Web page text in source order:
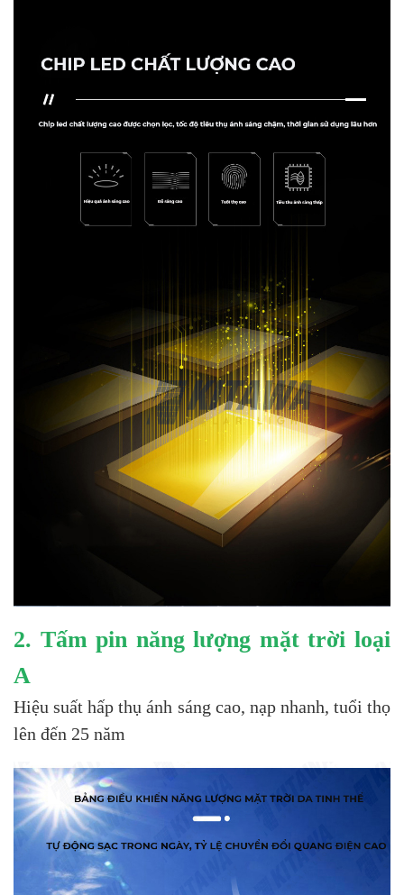
2. Tấm pin năng lượng mặt trời loại
A
Hiệu suất hấp thụ ánh sáng cao, nạp nhanh, tuổi thọ
lên đến 25 năm